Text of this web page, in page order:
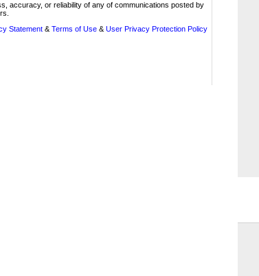
accuracy, or reliability of any of communications posted by
Statement & Terms of Use & User Privacy Protection Policy